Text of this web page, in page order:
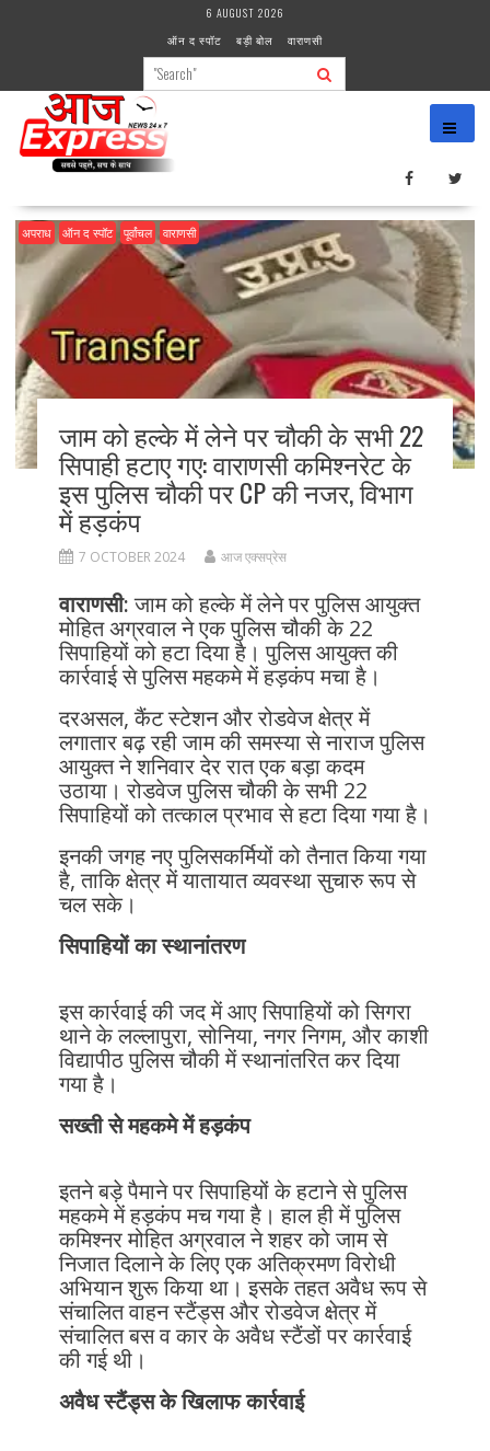
6 AUGUST 2026
ऑन द स्पॉट
बड़ी बोल वाराणसी
अपराध ऑन द स्पॉट पूर्वांचल वाराणसी
जाम को हल्के में लेने पर चौकी के सभी 22
सिपाही हटाए गए: वाराणसी कमिश्नरेट के
इस पुलिस चौकी पर CP की नजर, विभाग
में हड़कंप
7 OCTOBER 2024 आज एक्सप्रेस
वाराणसी:जाम को हल्के में लेने पर पुलिस आयुक्त
मोहित अग्रवाल ने एक पुलिस चौकी के 22
सिपाहियों को हटा दिया है। पुलिस आयुक्त की
कार्रवाई से पुलिस महकमे में हड़कंप मचा है।
दरअसल, कैंट स्टेशन और रोडवेज क्षेत्र में
लगातार बढ़ रही जाम की समस्या से नाराज पुलिस
आयुक्त ने शनिवार देर रात एक बड़ा कदम
उठाया। रोडवेज पुलिस चौकी के सभी 22
सिपाहियों को तत्काल प्रभाव से हटा दिया गया है।
इनकी जगह नए पुलिसकर्मियों को तैनात किया गया
है, ताकि क्षेत्र में यातायात व्यवस्था सुचारु रूप से
चल सके।
सिपाहियों का स्थानांतरण
इस कार्रवाई की जद में आए सिपाहियों को सिगरा
थाने के लल्लापुरा, सोनिया, नगर निगम, और काशी
विद्यापीठ पुलिस चौकी में स्थानांतरित कर दिया
गया है।
सख्ती से महकमे में हड़कंप
इतने बड़े पैमाने पर सिपाहियों के हटाने से पुलिस
महकमे में हड़कंप मच गया है। हाल ही में पुलिस
कमिश्नर मोहित अग्रवाल ने शहर को जाम से
निजात दिलाने के लिए एक अतिक्रमण विरोधी
अभियान शुरू किया था। इसके तहत अवैध रूप से
संचालित वाहन स्टैंड्स और रोडवेज क्षेत्र में
संचालित बस व कार के अवैध स्टैंडों पर कार्रवाई
की गई थी।
अवैध स्टैंड्स के खिलाफ कार्रवाई